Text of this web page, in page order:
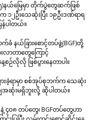
)နယ်မြေမှာ တိုက်ပွဲတွေဆက်ဖြစ်
ဦးသေဆုံးပြီး ၁၉ဦးဒဏ်ရာရ
ပါတယ်။
ယ်ခြားစောင့်တပ်ဖွဲ့(BGF)တို့
လာတာတွေကြောင့်
ဉ်လိုလို ဖြစ်ပွားနေတာပါ။
းခဲ့ရာမှာ စစ်အုပ်စုဘက်က သေဆုံး
အဆုံးမရှိဘူးလို့ ဆိုပါတယ်။
၄၀၈ တပ်တွေ၊ BGFတပ်တွေဟာ